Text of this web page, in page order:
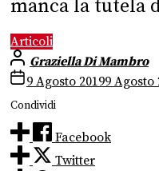
manca la tutela
Articoli
Graziella Di Mambro
9 Agosto 20199 Agosto
Condividi
Facebook
Twitter